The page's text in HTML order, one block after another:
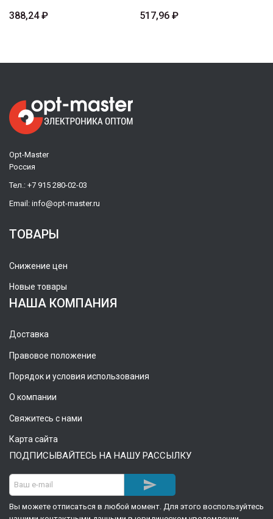
388,24 ₽
517,96 ₽
Opt-Master
Россия
Тел.: +7 915 280-02-03
Email: info@opt-master.ru
ТОВАРЫ
Снижение цен
Новые товары
НАША КОМПАНИЯ
Доставка
Правовое положение
Порядок и условия использования
О компании
Свяжитесь с нами
Карта сайта
ПОДПИСЫВАЙТЕСЬ НА НАШУ РАССЫЛКУ

Вы можете отписаться в любой момент. Для этого воспользуйтесь